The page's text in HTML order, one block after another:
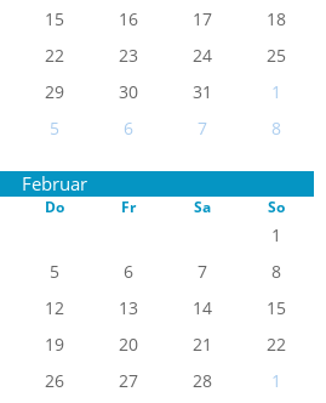
15 16 17
18
22 23 24
25
29 30 31
1
5 6 7 8
Februar
Do Fr Sa So
1
5 6 7
8
12 13 14
15
19 20 21
22
26 27 28
1